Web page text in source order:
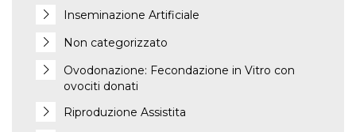
Inseminazione Artificiale
Non categorizzato
Ovodonazione: Fecondazione in Vitro con
ovociti donati
Riproduzione Assistita